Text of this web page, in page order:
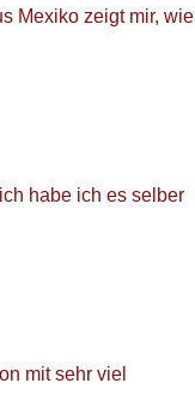
Mexiko zeigt mir, wie
habe ich es selber
mit sehr viel